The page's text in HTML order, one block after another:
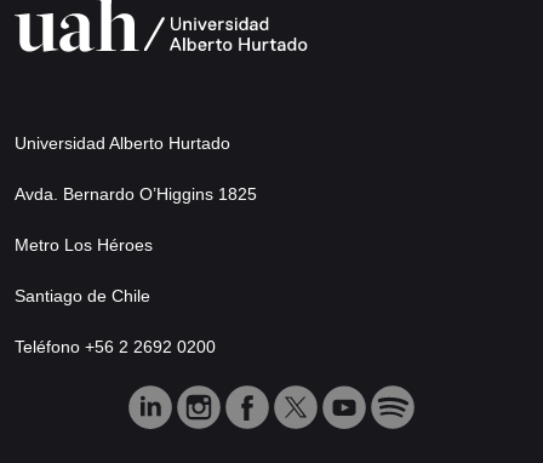
Universidad Alberto Hurtado
Avda. Bernardo O’Higgins 1825
Metro Los Héroes
Santiago de Chile
Teléfono +56 2 2692 0200